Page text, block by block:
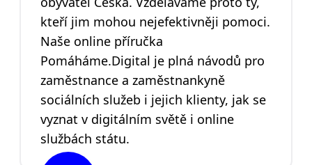
kteří jim mohou nejefektivněji pomoci.
Naše online příručka
Pomáháme.Digital je plná návodů pro
zaměstnance a zaměstnankyně
sociálních služeb i jejich klienty, jak se
vyznat v digitálním světě i online
službách státu.